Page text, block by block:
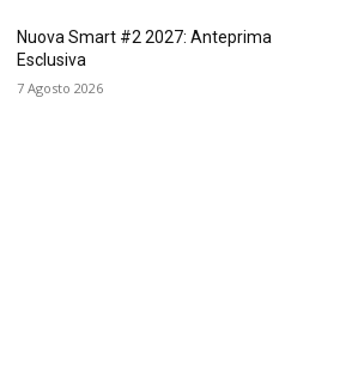
Nuova Smart #2 2027: Anteprima
Esclusiva
7 Agosto 2026